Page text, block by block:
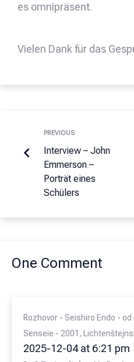
es omnipräsent.
Vielen Dank für das
PREVIOUS
Interview – John
Emmerson –
Porträt eines
Schülers
One Comment
Rozhovor - Seishiro Endo -
Senseie - 2001,
2025-12-04 at 6:21 pm